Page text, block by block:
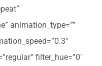
animation_type=””
filter_hue=”0″